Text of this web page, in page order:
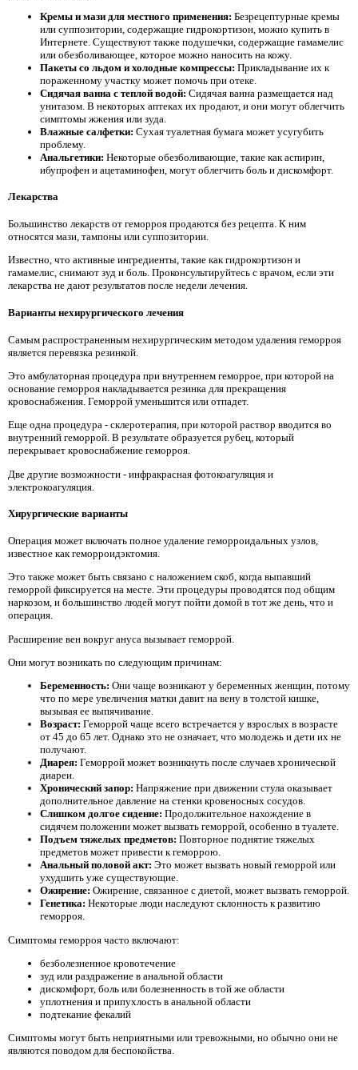
Кремы и мази для местного применения: Безрецептурные кремы
или суппозитории, содержащие гидрокортизон, можно купить в
Интернете. Существуют также подушечки, содержащие гамамелис
или обезболивающее, которое можно наносить на кожу.
Пакеты со льдом и холодные компрессы: Прикладывание их к
пораженному участку может помочь при отеке.
Сидячая ванна с теплой водой: Сидячая ванна размещается над
унитазом. В некоторых аптеках их продают, и они могут облегчить
симптомы жжения или зуда.
Влажные салфетки: Сухая туалетная бумага может усугубить
проблему.
Анальгетики: Некоторые обезболивающие, такие как аспирин,
ибупрофен и ацетаминофен, могут облегчить боль и дискомфорт.
Лекарства
Большинство лекарств от геморроя продаются без рецепта. К ним
относятся мази, тампоны или суппозитории.
Известно, что активные ингредиенты, такие как гидрокортизон и
гамамелис, снимают зуд и боль. Проконсультируйтесь с врачом, если эти
лекарства не дают результатов после недели лечения.
Варианты нехирургического лечения
Самым распространенным нехирургическим методом удаления геморроя
является перевязка резинкой.
Это амбулаторная процедура при внутреннем геморрое, при которой на
основание геморроя накладывается резинка для прекращения
кровоснабжения. Геморрой уменьшится или отпадет.
Еще одна процедура - склеротерапия, при которой раствор вводится во
внутренний геморрой. В результате образуется рубец, который
перекрывает кровоснабжение геморроя.
Две другие возможности - инфракрасная фотокоагуляция и
электрокоагуляция.
Хирургические варианты
Операция может включать полное удаление геморроидальных узлов,
известное как геморроидэктомия.
Это также может быть связано с наложением скоб, когда выпавший
геморрой фиксируется на месте. Эти процедуры проводятся под общим
наркозом, и большинство людей могут пойти домой в тот же день, что и
операция.
Расширение вен вокруг ануса вызывает геморрой.
Они могут возникать по следующим причинам:
Беременность: Они чаще возникают у беременных женщин, потому
что по мере увеличения матки давит на вену в толстой кишке,
вызывая ее выпячивание.
Возраст: Геморрой чаще всего встречается у взрослых в возрасте
от 45 до 65 лет. Однако это не означает, что молодежь и дети их не
получают.
Диарея: Геморрой может возникнуть после случаев хронической
диареи.
Хронический запор: Напряжение при движении стула оказывает
дополнительное давление на стенки кровеносных сосудов.
Слишком долгое сидение: Продолжительное нахождение в
сидячем положении может вызвать геморрой, особенно в туалете.
Подъем тяжелых предметов: Повторное поднятие тяжелых
предметов может привести к геморрою.
Анальный половой акт: Это может вызвать новый геморрой или
ухудшить уже существующие.
Ожирение: Ожирение, связанное с диетой, может вызвать геморрой.
Генетика: Некоторые люди наследуют склонность к развитию
геморроя.
Симптомы геморроя часто включают:
безболезненное кровотечение
зуд или раздражение в анальной области
дискомфорт, боль или болезненность в той же области
уплотнения и припухлость в анальной области
подтекание фекалий
Симптомы могут быть неприятными или тревожными, но обычно они не
являются поводом для беспокойства.